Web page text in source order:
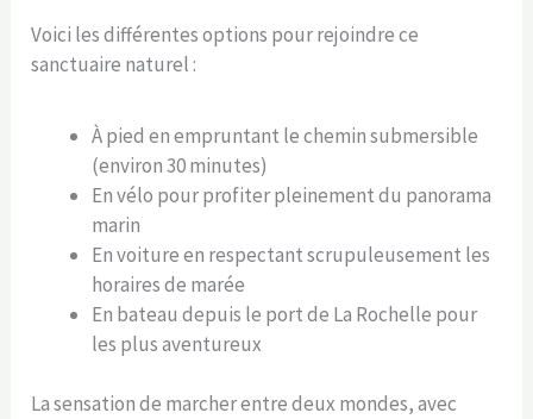
Voici les différentes options pour rejoindre ce
sanctuaire naturel :
À pied en empruntant le chemin submersible
(environ 30 minutes)
En vélo pour profiter pleinement du panorama
marin
En voiture en respectant scrupuleusement les
horaires de marée
En bateau depuis le port de La Rochelle pour
les plus aventureux
La sensation de marcher entre deux mondes, avec